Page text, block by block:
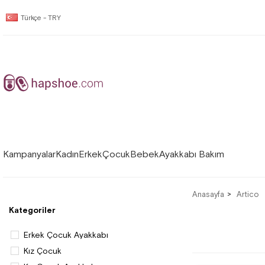
Türkçe - TRY
KampanyalarKadınErkekÇocukBebekAyakkabı Bakım
Kategoriler
Erkek Çocuk Ayakkabı
Kız Çocuk
Anasayfa Artico